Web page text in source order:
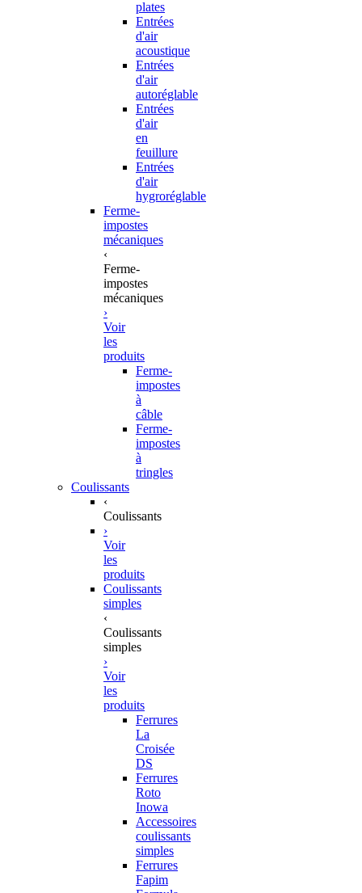
plates
Entrées
d'air
acoustique
Entrées
d'air
autoréglable
Entrées
d'air
en
feuillure
Entrées
d'air
hygroréglable
Ferme-
impostes
mécaniques
‹
Ferme-
impostes
mécaniques
›
Voir
les
produits
Ferme-
impostes
à
câble
Ferme-
impostes
à
tringles
Coulissants
‹
Coulissants
›
Voir
les
produits
Coulissants
simples
‹
Coulissants
simples
›
Voir
les
produits
Ferrures
La
Croisée
DS
Ferrures
Roto
Inowa
Accessoires
coulissants
simples
Ferrures
Fapim